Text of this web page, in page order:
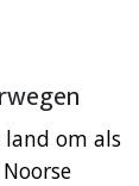
land om als